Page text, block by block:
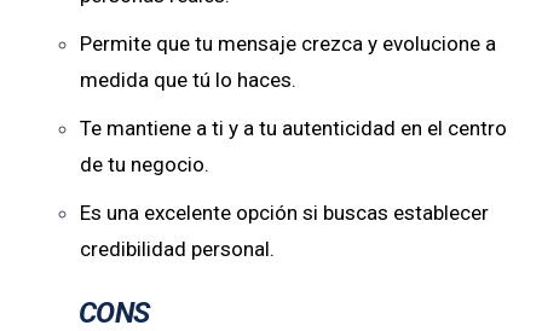
Permite que tu mensaje crezca y evolucione a
medida que tú lo haces.
Te mantiene a ti y a tu autenticidad en el centro
de tu negocio.
Es una excelente opción si buscas establecer
credibilidad personal.
CONS